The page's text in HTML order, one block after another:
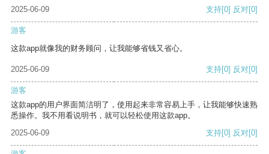
2025-06-09 支持[0] 反对[0]
游客
这款app就像我的财务顾问，让我能够省钱又省心。
2025-06-09 支持[0] 反对[0]
游客
这款app的用户界面简洁明了，使用起来非常容易上手，让我能够快速熟
悉操作。我不用看说明书，就可以轻松使用这款app。
2025-06-09
支持[0] 反对[0]